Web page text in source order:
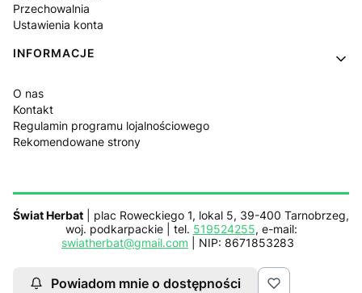
Przechowalnia
Ustawienia konta
INFORMACJE
O nas
Kontakt
Regulamin programu lojalnościowego
Rekomendowane strony
Świat Herbat | plac Roweckiego 1, lokal 5, 39-400 Tarnobrzeg,
woj. podkarpackie | tel. 519524255, e-mail:
swiatherbat@gmail.com | NIP: 8671853283
Sklep działa z pomocą Netplace.com.pl
Powiadom mnie o dostępności